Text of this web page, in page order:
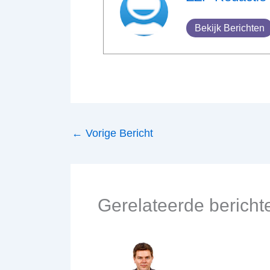
Bekijk Berichten
← Vorige Bericht
Gerelateerde